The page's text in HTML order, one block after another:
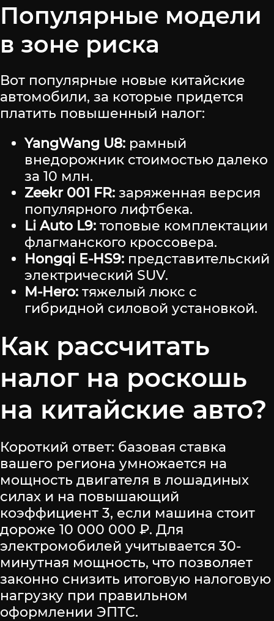
Популярные модели
в зоне риска
Вот популярные новые китайские
автомобили, за которые придется
платить повышенный налог:
YangWang U8: рамный
внедорожник стоимостью далеко
за 10 млн.
Zeekr 001 FR: заряженная версия
популярного лифтбека.
Li Auto L9: топовые комплектации
флагманского кроссовера.
Hongqi E-HS9: представительский
электрический SUV.
M-Hero: тяжелый люкс с
гибридной силовой установкой.
Как рассчитать
налог на роскошь
на китайские авто?
Короткий ответ: базовая ставка
вашего региона умножается на
мощность двигателя в лошадиных
силах и на повышающий
коэффициент 3, если машина стоит
дороже 10 000 000 ₽. Для
электромобилей учитывается 30-
минутная мощность, что позволяет
законно снизить итоговую налоговую
нагрузку при правильном
оформлении ЭПТС.